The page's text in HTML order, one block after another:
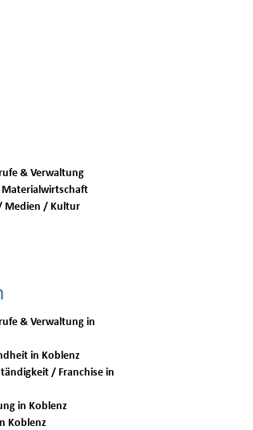
& Verwaltung
Medien / Kultur
& Verwaltung in
Jobs für Medizin und Gesundheit in Koblenz
/ Franchise in
Jobs für Consulting / Beratung in Koblenz
für Vertrieb / Verkauf in Koblenz